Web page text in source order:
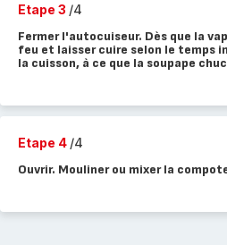
Etape 3 /4
Fermer l'autocuiseur. Dès que la
feu et laisser cuire selon le temps
la cuisson, à ce que la soupape
Etape 4 /4
Ouvrir. Mouliner ou mixer la